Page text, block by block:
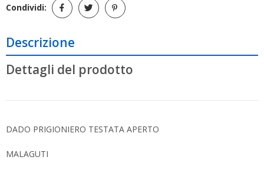
Condividi:
Descrizione
Dettagli del prodotto
DADO PRIGIONIERO TESTATA APERTO
MALAGUTI